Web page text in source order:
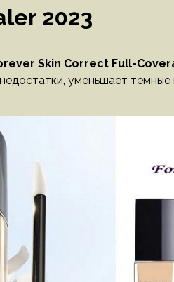
2023
Skin Correct Full-
уменьшает темные